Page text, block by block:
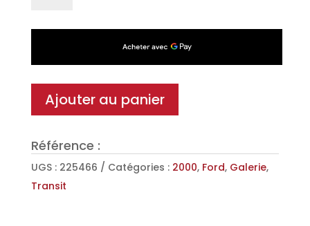
SUPEROMEGA
pour
transit
CH
ou
Ajouter au panier
Référence :
UGS : 225466 Catégories : 2000, Ford, Galerie,
Transit